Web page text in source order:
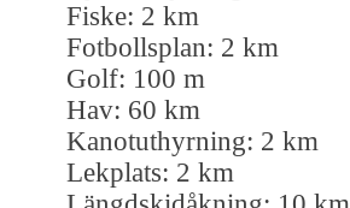
Fiske: 2 km
Fotbollsplan: 2 km
Golf: 100 m
Hav: 60 km
Kanotuthyrning: 2 km
Lekplats: 2 km